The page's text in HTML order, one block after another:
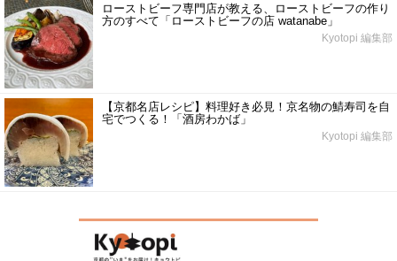
ローストビーフ専門店が教える、ローストビーフの作り
方のすべて「ローストビーフの店 watanabe」
Kyotopi 編集部
【京都名店レシピ】料理好き必見！京名物の鯖寿司を自
宅でつくる！「酒房わかば」
Kyotopi 編集部